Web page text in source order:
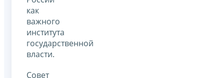
как
важного
института
государственной
власти.
Совет